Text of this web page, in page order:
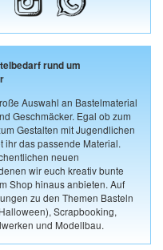
rund um
Auswahl an Bastelmaterial
Geschmäcker. Egal ob zum
Gestalten mit Jugendlichen
ihr das passende Material.
neuen
wir euch kreativ bunte
Shop hinaus anbieten. Auf
zu den Themen Basteln
Scrapbooking,
und Modellbau.